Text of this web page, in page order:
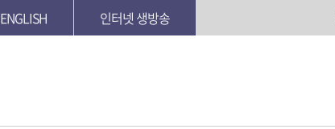
ENGLISH 인터넷 생방송